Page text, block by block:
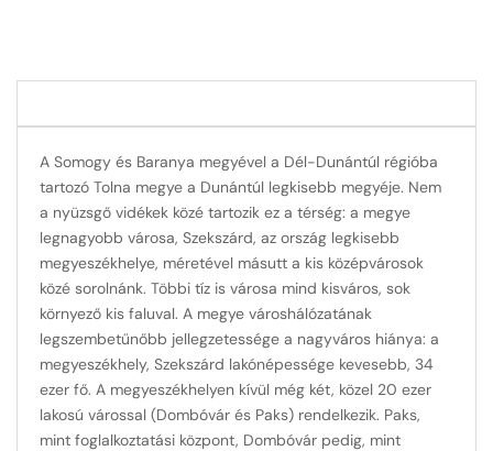
A Somogy és Baranya megyével a Dél-Dunántúl régióba
tartozó Tolna megye a Dunántúl legkisebb megyéje. Nem
a nyüzsgő vidékek közé tartozik ez a térség: a megye
legnagyobb városa, Szekszárd, az ország legkisebb
megyeszékhelye, méretével másutt a kis középvárosok
közé sorolnánk. Többi tíz is városa mind kisváros, sok
környező kis faluval. A megye városhálózatának
legszembetűnőbb jellegzetessége a nagyváros hiánya: a
megyeszékhely, Szekszárd lakónépessége kevesebb, 34
ezer fő. A megyeszékhelyen kívül még két, közel 20 ezer
lakosú várossal (Dombóvár és Paks) rendelkezik. Paks,
mint foglalkoztatási központ, Dombóvár pedig, mint